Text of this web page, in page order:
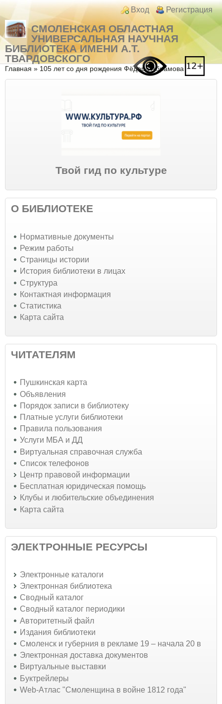
Перейти к основному содержанию
Skip to search
Login links
Вход Регистрация
СМОЛЕНСКАЯ ОБЛАСТНАЯ
УНИВЕРСАЛЬНАЯ НАУЧНАЯ
БИБЛИОТЕКА ИМЕНИ А.Т.
ТВАРДОВСКОГО
Вы здесь
Главная » 105 лет со дня рождения Фёдора Абрамова
Твой гид по культуре
О БИБЛИОТЕКЕ
Нормативные документы
Режим работы
Страницы истории
История библиотеки в лицах
Структура
Контактная информация
Статистика
Карта сайта
ЧИТАТЕЛЯМ
Пушкинская карта
Объявления
Порядок записи в библиотеку
Платные услуги библиотеки
Правила пользования
Услуги МБА и ДД
Виртуальная справочная служба
Список телефонов
Центр правовой информации
Бесплатная юридическая помощь
Клубы и любительские объединения
Карта сайта
ЭЛЕКТРОННЫЕ РЕСУРСЫ
Электронные каталоги
Электронная библиотека
Сводный каталог
Сводный каталог периодики
Авторитетный файл
Издания библиотеки
Смоленск и губерния в рекламе 19 – начала 20 в
Электронная доставка документов
Виртуальные выставки
Буктрейлеры
Web-Атлас "Смоленщина в войне 1812 года"